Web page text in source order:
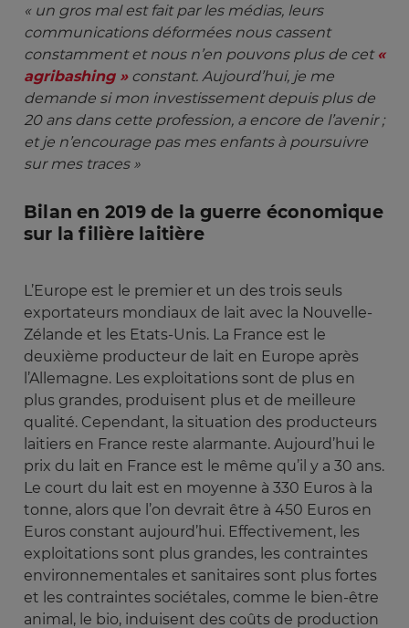
« un gros mal est fait par les médias, leurs
communications déformées nous cassent
constamment et nous n’en pouvons plus de cet «
agribashing » constant. Aujourd’hui, je me
demande si mon investissement depuis plus de
20 ans dans cette profession, a encore de l’avenir ;
et je n’encourage pas mes enfants à poursuivre
sur mes traces »
Bilan en 2019 de la guerre économique
sur la filière laitière
L’Europe est le premier et un des trois seuls
exportateurs mondiaux de lait avec la Nouvelle-
Zélande et les Etats-Unis. La France est le
deuxième producteur de lait en Europe après
l’Allemagne. Les exploitations sont de plus en
plus grandes, produisent plus et de meilleure
qualité. Cependant, la situation des producteurs
laitiers en France reste alarmante. Aujourd’hui le
prix du lait en France est le même qu’il y a 30 ans.
Le court du lait est en moyenne à 330 Euros à la
tonne, alors que l’on devrait être à 450 Euros en
Euros constant aujourd’hui. Effectivement, les
exploitations sont plus grandes, les contraintes
environnementales et sanitaires sont plus fortes
et les contraintes sociétales, comme le bien-être
animal, le bio, induisent des coûts de production